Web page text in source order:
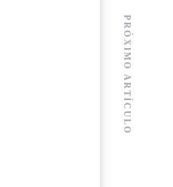
PRÓXIMO ARTÍCULO